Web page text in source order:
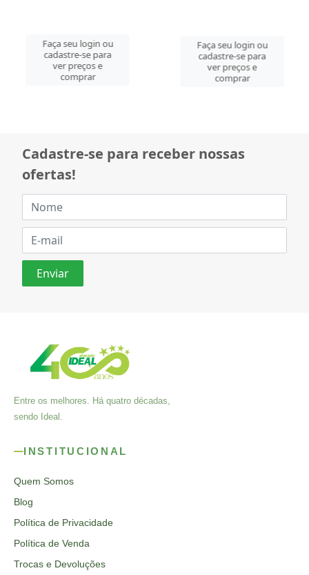
Faça seu login ou
cadastre-se para
ver preços e
comprar
Faça seu login ou
cadastre-se para
ver preços e
comprar
Cadastre-se para receber nossas
ofertas!
Entre os melhores. Há quatro décadas,
sendo Ideal.
INSTITUCIONAL
Quem Somos
Blog
Política de Privacidade
Política de Venda
Trocas e Devoluções